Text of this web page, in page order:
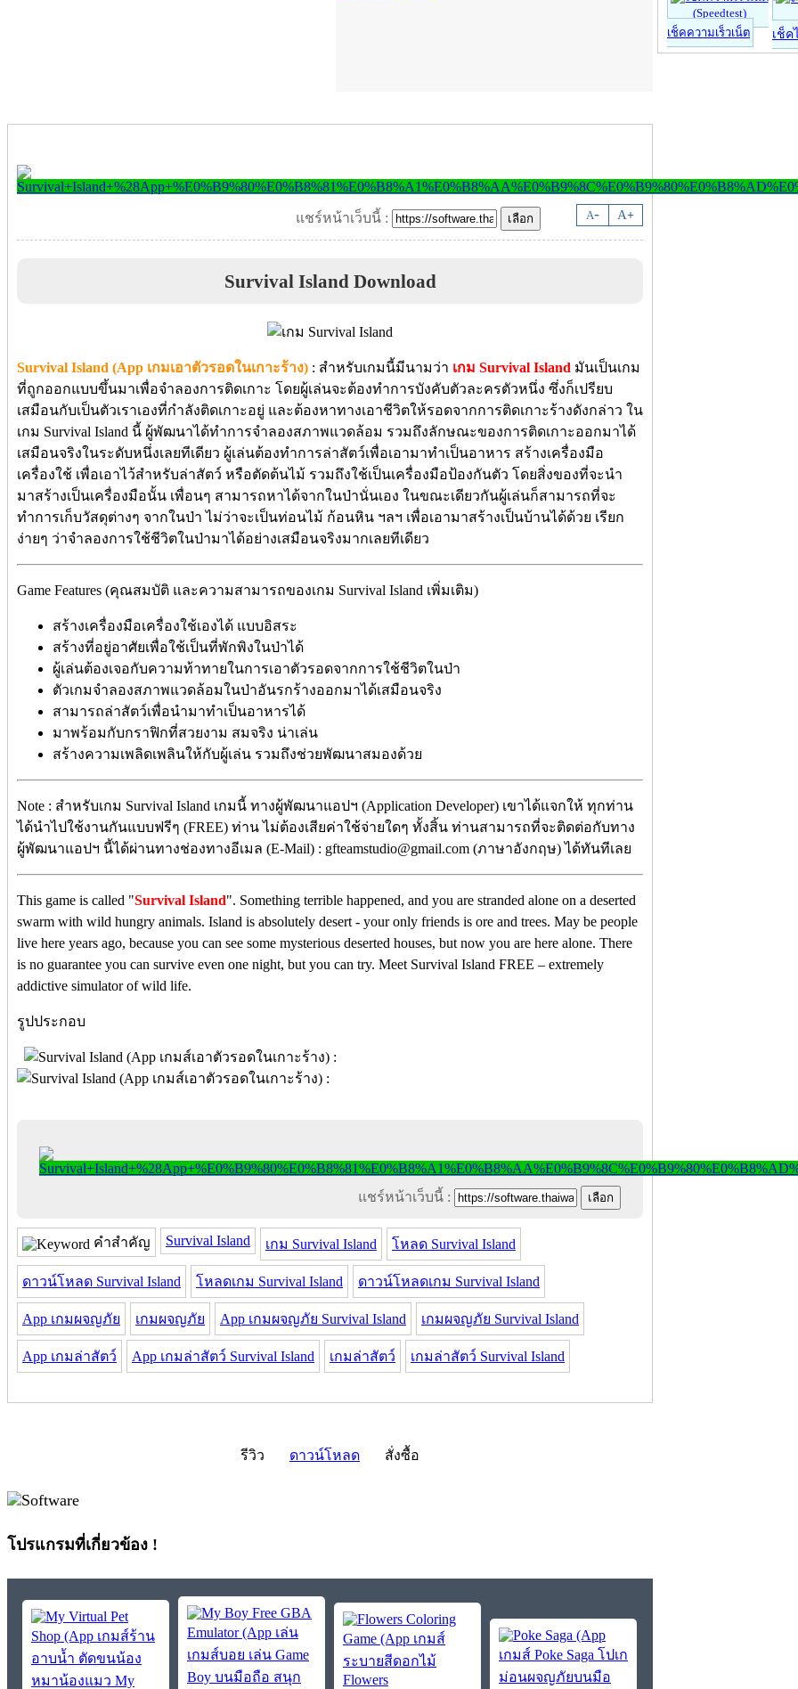
A- A+
แชร์หน้าเว็บนี้ :
Survival Island Download
Survival Island (App เกมเอาตัวรอดในเกาะร้าง) : สำหรับเกมนี้มีนามว่า เกม Survival Island มันเป็นเกม
ที่ถูกออกแบบขึ้นมาเพื่อจำลองการติดเกาะ โดยผู้เล่นจะต้องทำการบังคับตัวละครตัวหนึ่ง ซึ่งก็เปรียบ
เสมือนกับเป็นตัวเราเองที่กำลังติดเกาะอยู่ และต้องหาทางเอาชีวิตให้รอดจากการติดเกาะร้างดังกล่าว ใน
เกม Survival Island นี้ ผู้พัฒนาได้ทำการจำลองสภาพแวดล้อม รวมถึงลักษณะของการติดเกาะออกมาได้
เสมือนจริงในระดับหนึ่งเลยทีเดียว ผู้เล่นต้องทำการล่าสัตว์เพื่อเอามาทำเป็นอาหาร สร้างเครื่องมือ
เครื่องใช้ เพื่อเอาไว้สำหรับล่าสัตว์ หรือตัดต้นไม้ รวมถึงใช้เป็นเครื่องมือป้องกันตัว โดยสิ่งของที่จะนำ
มาสร้างเป็นเครื่องมือนั้น เพื่อนๆ สามารถหาได้จากในป่านั่นเอง ในขณะเดียวกันผู้เล่นก็สามารถที่จะ
ทำการเก็บวัสดุต่างๆ จากในป่า ไม่ว่าจะเป็นท่อนไม้ ก้อนหิน ฯลฯ เพื่อเอามาสร้างเป็นบ้านได้ด้วย เรียก
ง่ายๆ ว่าจำลองการใช้ชีวิตในป่ามาได้อย่างเสมือนจริงมากเลยทีเดียว
Game Features (คุณสมบัติ และความสามารถของเกม Survival Island เพิ่มเติม)
สร้างเครื่องมือเครื่องใช้เองได้ แบบอิสระ
สร้างที่อยู่อาศัยเพื่อใช้เป็นที่พักพิงในป่าได้
ผู้เล่นต้องเจอกับความท้าทายในการเอาตัวรอดจากการใช้ชีวิตในป่า
ตัวเกมจำลองสภาพแวดล้อมในป่าอันรกร้างออกมาได้เสมือนจริง
สามารถล่าสัตว์เพื่อนำมาทำเป็นอาหารได้
มาพร้อมกับกราฟิกที่สวยงาม สมจริง น่าเล่น
สร้างความเพลิดเพลินให้กับผู้เล่น รวมถึงช่วยพัฒนาสมองด้วย
Note : สำหรับเกม Survival Island เกมนี้ ทางผู้พัฒนาแอปฯ (Application Developer) เขาได้แจกให้ ทุกท่าน
ได้นำไปใช้งานกันแบบฟรีๆ (FREE) ท่าน ไม่ต้องเสียค่าใช้จ่ายใดๆ ทั้งสิ้น ท่านสามารถที่จะติดต่อกับทาง
ผู้พัฒนาแอปฯ นี้ได้ผ่านทางช่องทางอีเมล (E-Mail) : gfteamstudio@gmail.com (ภาษาอังกฤษ) ได้ทันทีเลย
This game is called "Survival Island". Something terrible happened, and you are stranded alone on a deserted
swarm with wild hungry animals. Island is absolutely desert - your only friends is ore and trees. May be people
live here years ago, because you can see some mysterious deserted houses, but now you are here alone. There
is no guarantee you can survive even one night, but you can try. Meet Survival Island FREE – extremely
addictive simulator of wild life.
รูปประกอบ
แชร์หน้าเว็บนี้ :
คำสำคัญ Survival Island เกม Survival Island โหลด Survival Island
ดาวน์โหลด Survival Island โหลดเกม Survival Island ดาวน์โหลดเกม Survival Island
App เกมผจญภัย เกมผจญภัย App เกมผจญภัย Survival Island เกมผจญภัย Survival Island
App เกมล่าสัตว์ App เกมล่าสัตว์ Survival Island เกมล่าสัตว์ เกมล่าสัตว์ Survival Island
รีวิว ดาวน์โหลด สั่งซื้อ
โปรแกรมที่เกี่ยวข้อง !
เช็คความเร็วเน็ต เช็ค